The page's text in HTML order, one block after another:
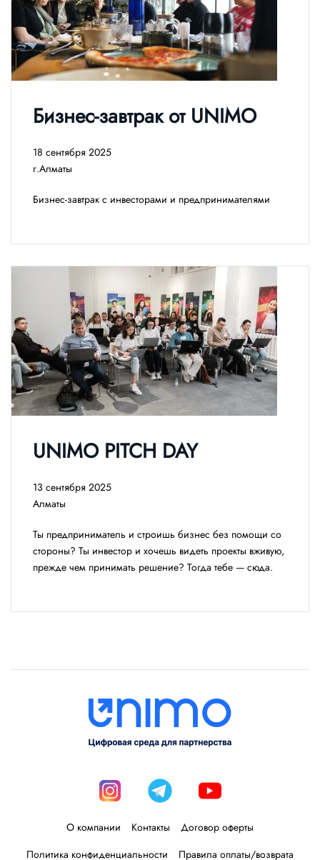
Бизнес-завтрак от UNIMO
18 сентября 2025
г.Алматы
Бизнес-завтрак с инвесторами и предпринимателями
UNIMO PITCH DAY
13 сентября 2025
Алматы
Ты предприниматель и строишь бизнес без помощи со
стороны? Ты инвестор и хочешь видеть проекты вживую,
прежде чем принимать решение? Тогда тебе — сюда.
О компании Контакты
Договор оферты
Политика конфиденциальности
Правила оплаты/возврата